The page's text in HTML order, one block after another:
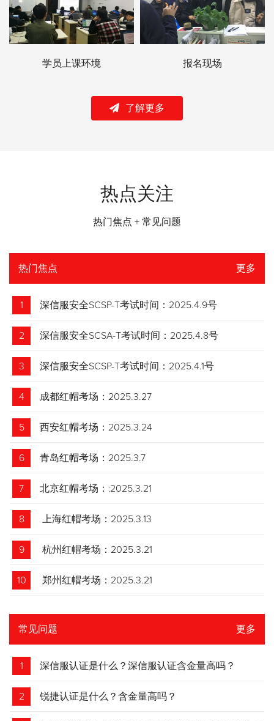
学员上课环境 报名现场
了解更多
热点关注
热门焦点 + 常见问题
热门焦点 更多
1 深信服安全SCSP-T考试时间：2025.4.9号
2 深信服安全SCSA-T考试时间：2025.4.8号
3 深信服安全SCSP-T考试时间：2025.4.1号
4 成都红帽考场：2025.3.27
5 西安红帽考场：2025.3.24
6 青岛红帽考场：2025.3.7
7 北京红帽考场：:2025.3.21
8 上海红帽考场：2025.3.13
9 杭州红帽考场：2025.3.21
10 郑州红帽考场：2025.3.21
常见问题 更多
1 深信服认证是什么？深信服认证含金量高吗？
2 锐捷认证是什么？含金量高吗？